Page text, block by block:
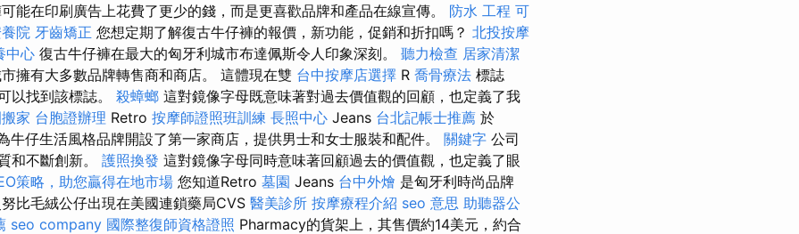
能在印刷廣告上花費了更少的錢，而是更喜歡品牌和產品在線宣傳。 防水 工程 可
院 牙齒矯正 您想定期了解復古牛仔褲的報價，新功能，促銷和折扣嗎？ 北投按摩
中心 復古牛仔褲在最大的匈牙利城市布達佩斯令人印象深刻。 聽力檢查 居家清潔
擁有大多數品牌轉售商和商店。 這體現在雙 台中按摩店選擇 R 喬骨療法 標誌
以找到該標誌。 殺蟑螂 這對鏡像字母既意味著對過去價值觀的回顧，也定義了我
家 台胞證辦理 Retro 按摩師證照班訓練 長照中心 Jeans 台北記帳士推薦 於
牛仔生活風格品牌開設了第一家商店，提供男士和女士服裝和配件。 關鍵字 公司
和不斷創新。 護照換發 這對鏡像字母同時意味著回顧過去的價值觀，也定義了眼
策略，助您贏得在地市場 您知道Retro 墓園 Jeans 台中外燴 是匈牙利時尚品牌
比毛絨公仔出現在美國連鎖藥局CVS 醫美診所 按摩療程介紹 seo 意思 助聽器公
seo company 國際整復師資格證照 Pharmacy的貨架上，其售價約14美元，約合